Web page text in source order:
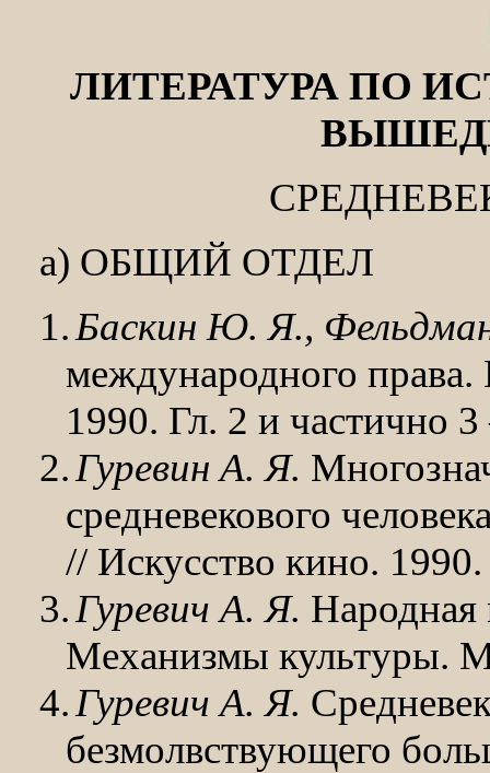
ЛИТЕРАТУРА ПО
а) ОБЩИЙ ОТДЕЛ
1.Баскин Ю. Я.,
международного
1990. Гл. 2 и частично
2.Гуревин А. Я.
средневекового
// Искусство кино.
3.Гуревич А. Я. Народная
Механизмы культуры.
4.Гуревич А. Я.
безмолвствующего